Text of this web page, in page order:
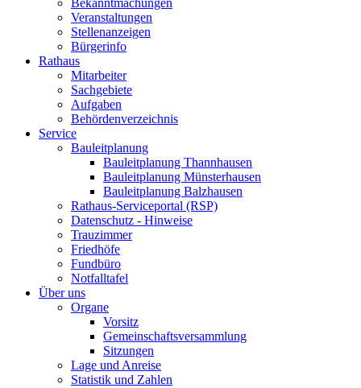
Bekanntmachungen
Veranstaltungen
Stellenanzeigen
Bürgerinfo
Rathaus
Mitarbeiter
Sachgebiete
Aufgaben
Behördenverzeichnis
Service
Bauleitplanung
Bauleitplanung Thannhausen
Bauleitplanung Münsterhausen
Bauleitplanung Balzhausen
Rathaus-Serviceportal (RSP)
Datenschutz - Hinweise
Trauzimmer
Friedhöfe
Fundbüro
Notfalltafel
Über uns
Organe
Vorsitz
Gemeinschaftsversammlung
Sitzungen
Lage und Anreise
Statistik und Zahlen